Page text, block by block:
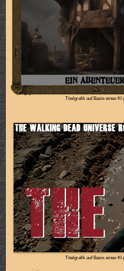
Titelgrafik auf Basis eines KI
Titelgrafik auf Basis eines KI